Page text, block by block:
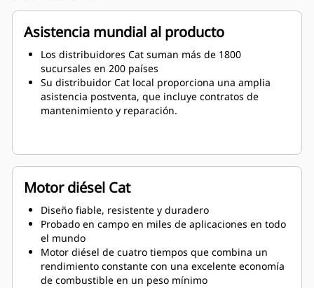
Asistencia mundial al producto
Los distribuidores Cat suman más de 1800
sucursales en 200 países
Su distribuidor Cat local proporciona una amplia
asistencia postventa, que incluye contratos de
mantenimiento y reparación.
Motor diésel Cat
Diseño fiable, resistente y duradero
Probado en campo en miles de aplicaciones en todo
el mundo
Motor diésel de cuatro tiempos que combina un
rendimiento constante con una excelente economía
de combustible en un peso mínimo